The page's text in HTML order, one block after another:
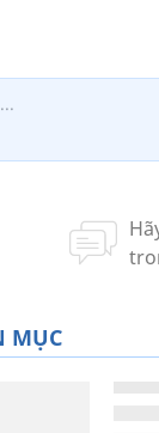
MỤC